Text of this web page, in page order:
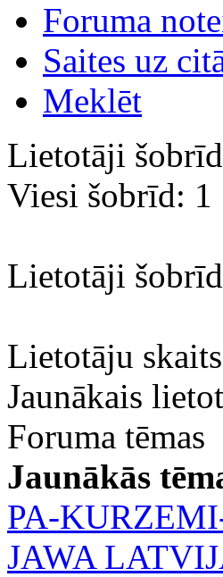
Foruma
Saites uz
Meklēt
Lietotāji šobrīd
Viesi šobrīd: 1
Lietotāji
Lietotāju
Jaunākais
Foruma tēmas
Jaunākās
PA-
JAWA